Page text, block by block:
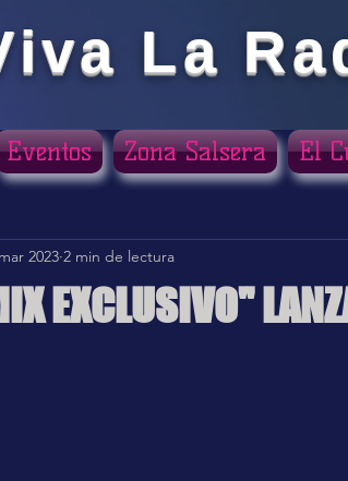
La
EXCLUSIVO"
2023 2 min de lectura
Eventos Zona Salsera El